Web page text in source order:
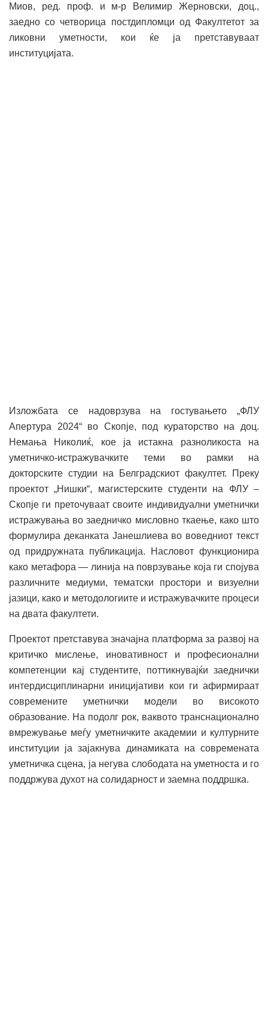
Миов, ред. проф. и м-р Велимир Жерновски, доц.,
заедно со четворица постдипломци од Факултетот за
ликовни уметности, кои ќе ја претставуваат
институцијата.
Изложбата се надоврзува на гостувањето „ФЛУ
Апертура 2024“ во Скопје, под кураторство на доц.
Немања Николиќ, кое ја истакна разноликоста на
уметничко-истражувачките теми во рамки на
докторските студии на Белградскиот факултет. Преку
проектот „Нишки“, магистерските студенти на ФЛУ –
Скопје ги преточуваат своите индивидуални уметнички
истражувања во заедничко мисловно ткаење, како што
формулира деканката Јанешлиева во воведниот текст
од придружната публикација. Насловот функционира
како метафора — линија на поврзување која ги спојува
различните медиуми, тематски простори и визуелни
јазици, како и методологиите и истражувачките процеси
на двата факултети.
Проектот претставува значајна платформа за развој на
критичко мислење, иновативност и професионални
компетенции кај студентите, поттикнувајќи заеднички
интердисциплинарни иницијативи кои ги афирмираат
современите уметнички модели во високото
образование. На подолг рок, ваквото транснационално
вмрежување меѓу уметничките академии и културните
институции ја зајакнува динамиката на современата
уметничка сцена, ја негува слободата на уметноста и го
поддржува духот на солидарност и заемна поддршка.